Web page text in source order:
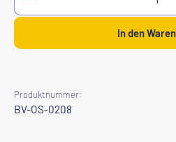
In den
Produktnummer:
BV-OS-0208